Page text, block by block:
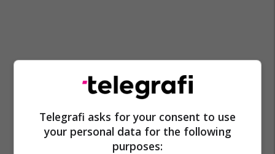
Telegrafi asks for your consent to use
your personal data for the following
purposes: